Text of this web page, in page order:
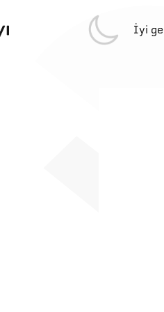
İyi